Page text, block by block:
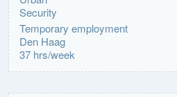
Temporary employment
Den Haag
37 hrs/week